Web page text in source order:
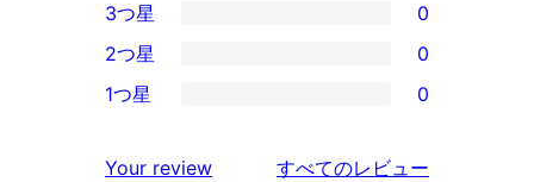
星
レ
ビ
ー
4-
星
レ
ュ
0
3-
星
ビ
3つ星 0
2-
レ
2つ星 0
1つ星 0
Your review すべてのレビュー